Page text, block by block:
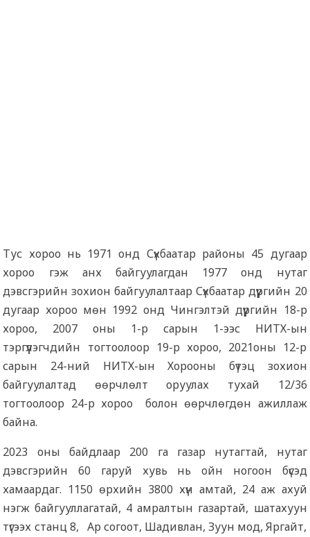
Тус хороо нь 1971 онд Сүхбаатар районы 45 дугаар
хороо гэж анх байгуулагдан 1977 онд нутаг
дэвсгэрийн зохион байгуулалтаар Сүхбаатар дүүргийн 20
дугаар хороо мөн 1992 онд Чингэлтэй дүүргийн 18-р
хороо, 2007 оны 1-р сарын 1-ээс НИТХ-ын
тэргүүлэгчдийн тогтоолоор 19-р хороо, 2021оны 12-р
сарын 24-ний НИТХ-ын Хорооны бүтэц зохион
байгуулалтад өөрчлөлт оруулах тухай 12/36
тогтоолоор 24-р хороо болон өөрчлөгдөн ажиллаж
байна.
2023 оны байдлаар 200 га газар нутагтай, нутаг
дэвсгэрийн 60 гаруй хувь нь ойн ногоон бүсэд
хамаардаг. 1150 өрхийн 3800 хүн амтай, 24 аж ахуй
нэгж байгууллагатай, 4 амралтын газартай, шатахуун
түгээх станц 8, Ар согоот, Шадивлан, Зуун мод, Яргайт,